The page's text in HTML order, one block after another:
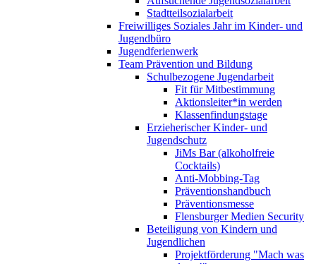
Stadtteilsozialarbeit
Freiwilliges Soziales Jahr im Kinder- und
Jugendbüro
Jugendferienwerk
Team Prävention und Bildung
Schulbezogene Jugendarbeit
Fit für Mitbestimmung
Aktionsleiter*in werden
Klassenfindungstage
Erzieherischer Kinder- und
Jugendschutz
JiMs Bar (alkoholfreie
Cocktails)
Anti-Mobbing-Tag
Präventionshandbuch
Präventionsmesse
Flensburger Medien Security
Beteiligung von Kindern und
Jugendlichen
Projektförderung "Mach was